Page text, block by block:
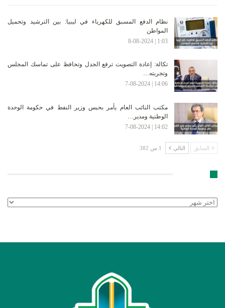
نظام الدفع المسبق للكهرباء في ليبيا: بين الترشيد وتحميل
المواطن
1:03 | 8-08-2024
تكالة: إعادة التصويت ترفع الجدل وتحافظ على تماسك المجلس
وتجربته…
14:06 | 7-08-2024
مكتب النائب العام يأمر بحبس وزير النفط في حكومة الوحدة
الوطنية ومدير…
14:02 | 7-08-2024
السابق التالي 1 من 382
الأرشيف